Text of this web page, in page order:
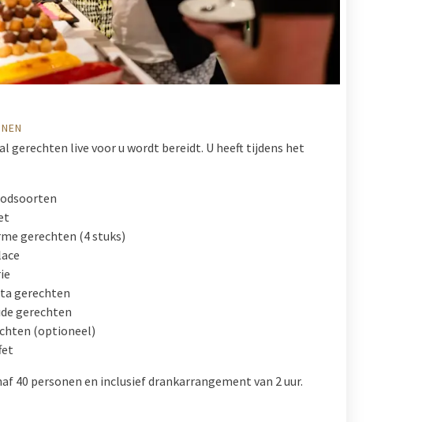
gerechten live voor u wordt bereidt. U heeft tijdens het
gerechten (4 stuks)
gerechten
gerechten
(optioneel)
40 personen en inclusief drankarrangement van 2 uur.